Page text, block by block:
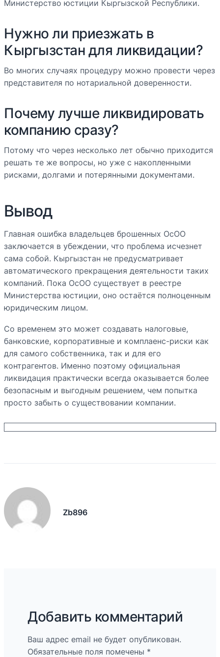
Министерство юстиции Кыргызской Республики.
Нужно ли приезжать в
Кыргызстан для ликвидации?
Во многих случаях процедуру можно провести через
представителя по нотариальной доверенности.
Почему лучше ликвидировать
компанию сразу?
Потому что через несколько лет обычно приходится
решать те же вопросы, но уже с накопленными
рисками, долгами и потерянными документами.
Вывод
Главная ошибка владельцев брошенных ОсОО
заключается в убеждении, что проблема исчезнет
сама собой. Кыргызстан не предусматривает
автоматического прекращения деятельности таких
компаний. Пока ОсОО существует в реестре
Министерства юстиции, оно остаётся полноценным
юридическим лицом.
Со временем это может создавать налоговые,
банковские, корпоративные и комплаенс-риски как
для самого собственника, так и для его
контрагентов. Именно поэтому официальная
ликвидация практически всегда оказывается более
безопасным и выгодным решением, чем попытка
просто забыть о существовании компании.
Zb896
Добавить комментарий
Ваш адрес email не будет опубликован.
Обязательные поля помечены *